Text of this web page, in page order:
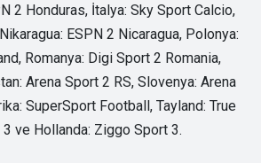
2 Honduras, İtalya: Sky Sport Calcio,
ESPN 2 Nicaragua, Polonya:
Romanya: Digi Sport 2 Romania,
Arena Sport 2 RS, Slovenya: Arena
SuperSport Football, Tayland: True
ve Hollanda: Ziggo Sport 3.